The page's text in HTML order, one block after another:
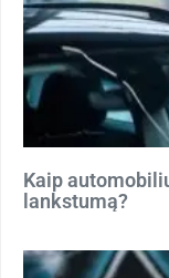
Kaip
lankstumą?